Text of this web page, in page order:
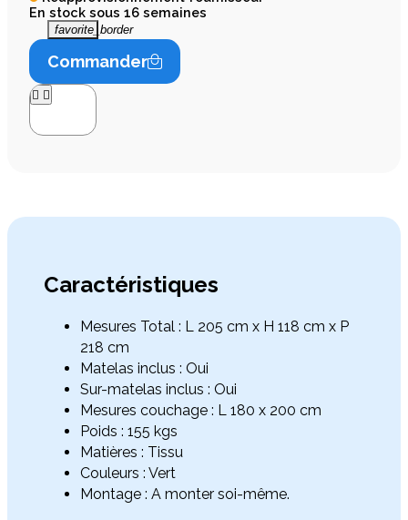
En stock sous 16 semaines
favorite_border
Commander
 
Caractéristiques
Mesures Total : L 205 cm x H 118 cm x P
218 cm
Matelas inclus : Oui
Sur-matelas inclus : Oui
Mesures couchage : L 180 x 200 cm
Poids : 155 kgs
Matières : Tissu
Couleurs : Vert
Montage : A monter soi-même.